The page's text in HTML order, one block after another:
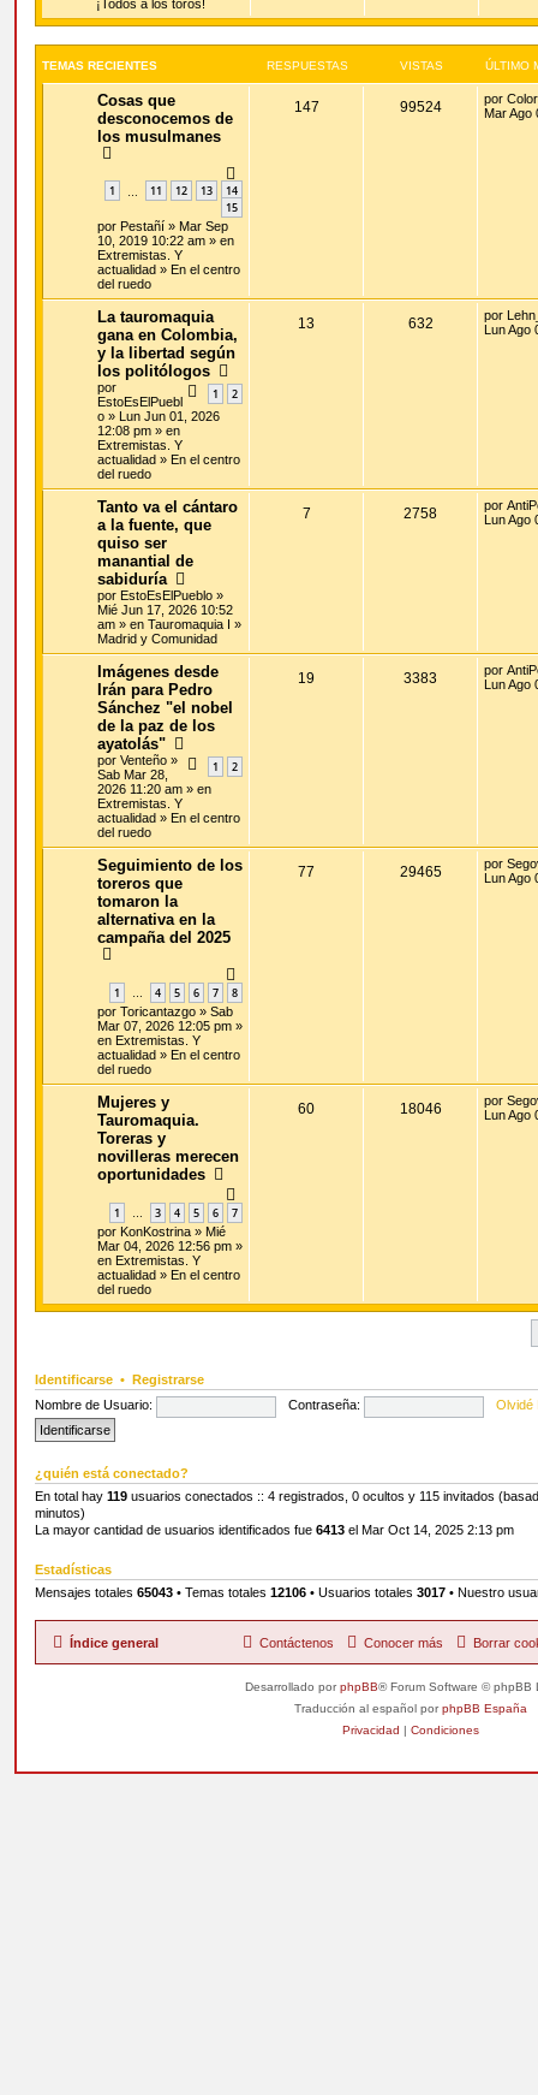
¡Todos a los toros!
TEMAS RECIENTES RESPUESTAS VISTAS ÚLTIMO
Cosas que
desconocemos de
los musulmanes
1 11 12 13
14
15
por Pestañí » Mar Sep
10, 2019 10:22 am » en
Extremistas. Y
actualidad » En el centro
del ruedo
147 99524 por
Mar Ago
La tauromaquia
gana en Colombia,
y la libertad según
los politólogos
1 2
por
EstoEsElPuebl
o » Lun Jun 01, 2026
12:08 pm » en
Extremistas. Y
actualidad » En el centro
del ruedo
13 632 por
Lun
Tanto va el cántaro
a la fuente, que
quiso ser
manantial de
sabiduría
por EstoEsElPueblo »
Mié Jun 17, 2026 10:52
am » en Tauromaquia I
»
Madrid y Comunidad
7 2758 por
Lun
Imágenes desde
Irán para Pedro
Sánchez "el nobel
de la paz de los
ayatolás"
1 2
por Venteño »
Sab Mar 28,
2026 11:20 am » en
Extremistas. Y
actualidad » En el centro
del ruedo
19 3383 por
Lun
Seguimiento de los
toreros que
tomaron la
alternativa en la
campaña del 2025
1 … 4 5 6 7 8
por Toricantazgo » Sab
Mar 07, 2026 12:05 pm »
en Extremistas. Y
actualidad » En el centro
del ruedo
77 29465 por
Lun
Mujeres y
Tauromaquia.
Toreras y
novilleras merecen
oportunidades
1 … 3 4 5 6 7
por KonKostrina » Mié
Mar 04, 2026 12:56 pm »
en Extremistas. Y
actualidad » En el centro
del ruedo
60 18046 por
Lun Ago
Identificarse • Registrarse
Nombre de Usuario:
Contraseña: Olvidé
¿quién está conectado?
En total hay 119 usuarios conectados :: 4 registrados, 0 ocultos y 115 invitados
minutos)
La mayor cantidad de usuarios identificados fue 6413 el Mar Oct 14, 2025 2:13 pm
Estadísticas
Mensajes totales 65043 • Temas totales 12106 • Usuarios totales 3017 • Nuestro
Índice general Borrar
Conocer más
Contáctenos
Desarrollado porphpBB® Forum Software © phpBB
Traducción al español porphpBB España
Privacidad | Condiciones